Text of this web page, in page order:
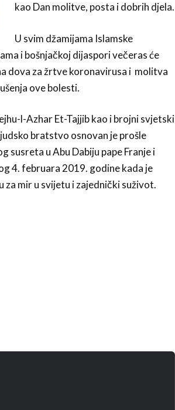
kao Dan molitve, posta i dobrih djela.
U svim džamijama Islamske
i bošnjačkoj dijaspori večeras će
dova za žrtve koronavirusa i molitva
ove bolesti.
l-Azhar Et-Tajjib kao i brojni svjetski
bratstvo osnovan je prošle
susreta u Abu Dabiju pape Franje i
4. februara 2019. godine kada je
mir u svijetu i zajednički suživot.